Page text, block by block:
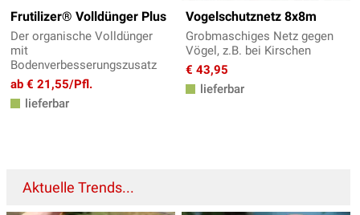
Frutilizer® Volldünger Plus
Der organische Volldünger
mit
Bodenverbesserungszusatz
ab € 21,55/Pfl.
lieferbar
Vogelschutznetz 8x8m
Grobmaschiges Netz gegen
Vögel, z.B. bei Kirschen
€ 43,95
lieferbar
Aktuelle Trends...